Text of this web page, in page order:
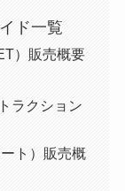
ド一覧
）販売概要
ラクション
ト）販売概